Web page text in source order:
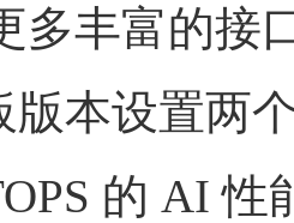
多丰富的接
版本设置两
的 AI